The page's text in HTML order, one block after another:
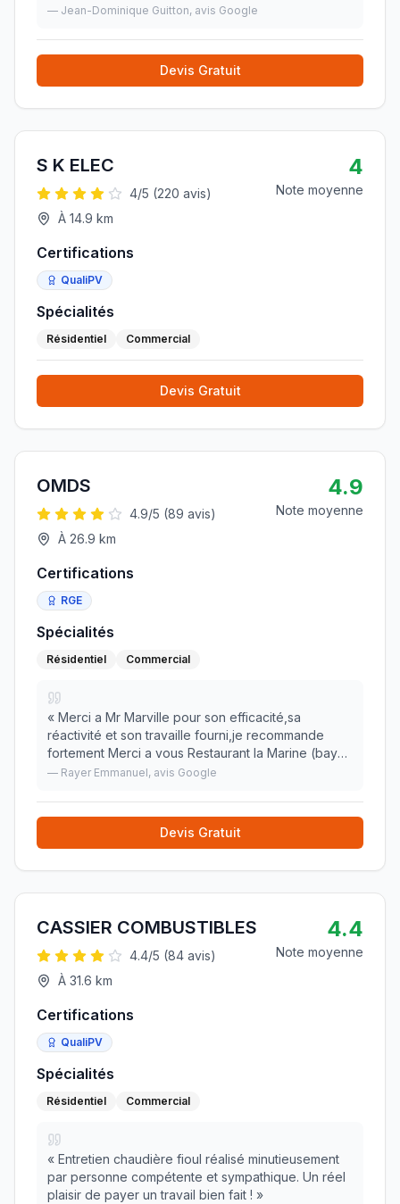
pour des travaux neufs et des services après
recommandons s»
— Jean-Dominique Guitton, avis Google
Devis Gratuit
S K ELEC
4/5 (220 avis)
À 14.9 km
4
Note moyenne
Certifications
QualiPV
Spécialités
Résidentiel Commercial
Devis Gratuit
OMDS
4.9/5 (89 avis)
À 26.9 km
4.9
Note moyenne
Certifications
RGE
Spécialités
Résidentiel Commercial
« Merci a Mr Marville pour son efficacité,sa
réactivité et son travaille fourni,je recommande
fortement Merci a vous Restaurant la Marine (baye)
»
— Rayer Emmanuel, avis Google
Devis Gratuit
CASSIER COMBUSTIBLES
4.4/5 (84 avis)
À 31.6 km
4.4
Note moyenne
Certifications
QualiPV
Spécialités
Résidentiel Commercial
« Entretien chaudière fioul réalisé minutieusement
par personne compétente et sympathique. Un réel
plaisir de payer un travail bien fait ! »